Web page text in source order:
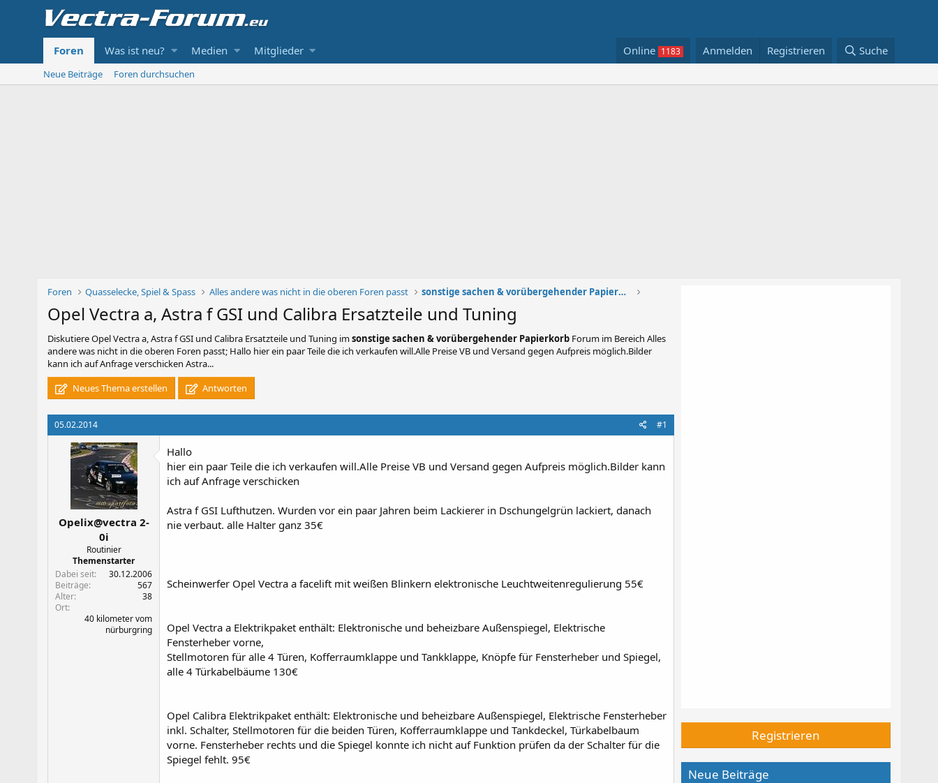
Foren Was ist neu? Medien Mitglieder Online Anmelden Registrieren Suche
Neue Beiträge Foren durchsuchen
Foren Quasselecke, Spiel & Spass Alles andere was nicht in die oberen Foren passt sonstige sachen & vorübergehender Papierkorb
Opel Vectra a, Astra f GSI und Calibra Ersatzteile und Tuning
DiskutiereOpel Vectra a, Astra f GSI und Calibra Ersatzteile und Tuning imsonstige sachen & vorübergehender Papierkorb Forum im Bereich Alles
andere was nicht in die oberen Foren passt; Hallo hier ein paar Teile die ich verkaufen will.Alle Preise VB und Versand gegen Aufpreis möglich.Bilder
kann ich auf Anfrage verschicken Astra...
Neues Thema erstellen
Antworten
05.02.2014 #1
Opelix@vectra 2-
0i
Routinier
Themenstarter
Dabei seit
30.12.2006
Beiträge
567
Alter
38
Ort
40 kilometer vom
nürburgring
Hallo
hier ein paar Teile die ich verkaufen will.Alle Preise VB und Versand gegen Aufpreis möglich.Bilder kann
ich auf Anfrage verschicken
Astra f GSI Lufthutzen. Wurden vor ein paar Jahren beim Lackierer in Dschungelgrün lackiert, danach
nie verbaut. alle Halter ganz 35€
Scheinwerfer Opel Vectra a facelift mit weißen Blinkern elektronische Leuchtweitenregulierung 55€
Opel Vectra a Elektrikpaket enthält: Elektronische und beheizbare Außenspiegel, Elektrische
Fensterheber vorne,
Stellmotoren für alle 4 Türen, Kofferraumklappe und Tankklappe, Knöpfe für Fensterheber und Spiegel,
alle 4 Türkabelbäume 130€
Opel Calibra Elektrikpaket enthält: Elektronische und beheizbare Außenspiegel, Elektrische Fensterheber
inkl. Schalter, Stellmotoren für die beiden Türen, Kofferraumklappe und Tankdeckel, Türkabelbaum
vorne. Fensterheber rechts und die Spiegel konnte ich nicht auf Funktion prüfen da der Schalter für die
Spiegel fehlt. 95€
Registrieren
Neue Beiträge